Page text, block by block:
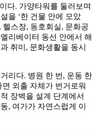
다. 가양타워를 둘러보며
을 ‘한 건물 안에 모았
헬스장, 동호회실, 문화공
리베이터 동선 안에서 해
취미, 문화생활을 동시
리다. 병원 한 번, 운동 한
외출 자체가 번거로워
장벽을 설계 단계에서
, 여가가 자연스럽게 이